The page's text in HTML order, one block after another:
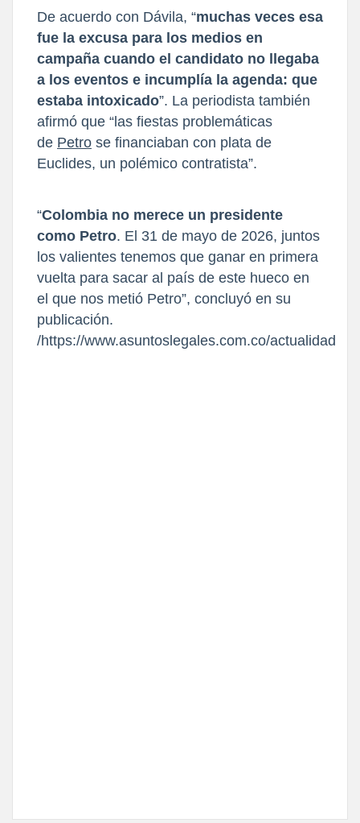
De acuerdo con Dávila, “muchas veces esa
fue la excusa para los medios en
campaña cuando el candidato no llegaba
a los eventos e incumplía la agenda: que
estaba intoxicado”. La periodista también
afirmó que “las fiestas problemáticas
de Petro se financiaban con plata de
Euclides, un polémico contratista”.
“Colombia no merece un presidente
como Petro. El 31 de mayo de 2026, juntos
los valientes tenemos que ganar en primera
vuelta para sacar al país de este hueco en
el que nos metió Petro”, concluyó en su
publicación.
/https://www.asuntoslegales.com.co/actualidad